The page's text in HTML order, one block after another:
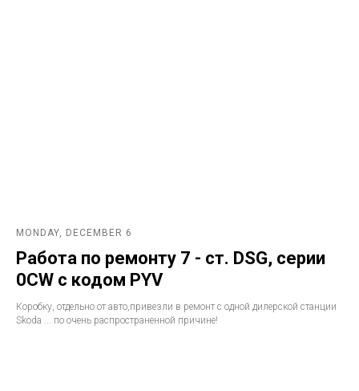
MONDAY, DECEMBER 6
Работа по ремонту 7 - ст. DSG, серии
0CW с кодом PYV
Коробку, отдельно от авто,привезли в ремонт с одной дилерской станции
Skoda ... по очень распространенной причине!